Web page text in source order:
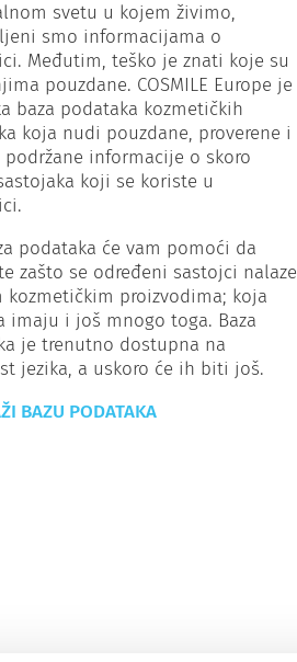
svetu u kojem živimo,
smo informacijama o
Međutim, teško je znati koje su
pouzdane. COSMILE Europe je
baza podataka kozmetičkih
koja nudi pouzdane, proverene i
podržane informacije o skoro
koji se koriste u
podataka će vam pomoći da
zašto se određeni sastojci nalaze
kozmetičkim proizvodima; koja
imaju i još mnogo toga. Baza
je trenutno dostupna na
jezika, a uskoro će ih biti još.
BAZU PODATAKA